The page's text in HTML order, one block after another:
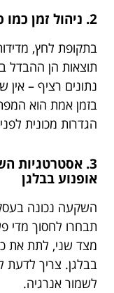
2. ניהול זמן כמו כרונומטריסט מקצועי
בתקופת לחץ,
תוצאות הן ההבדל
נתונים רציף – אין
בזמן אמת הוא
הגדרות מכונית
3. אסטרטגיות
אופנוע בבלגן
השקעה נכונה
תבחרו לחסוך מדי
מצד שני, לתת את
בבלגן. צריך לדעת
לשמור אנרגיה.